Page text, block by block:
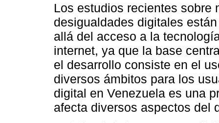
Los estudios recientes sobre
desigualdades digitales
allá del acceso a la
internet, ya que la base
el desarrollo consiste en el
diversos ámbitos para los
digital en Venezuela es una
afecta diversos aspectos del